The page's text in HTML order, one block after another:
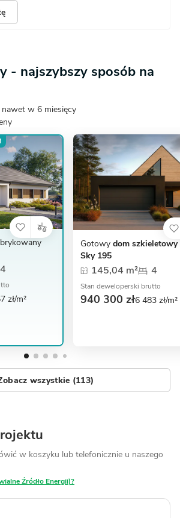
- najszybszy sposób na
w 6 miesięcy
4
zł/m²
Gotowy dom szkieletowy
Sky 195
145,04 m² 4
Stan deweloperski brutto
940 300 zł6 483 zł/m²
wszystkie (113)
w koszyku lub telefonicznie u naszego
Źródło Energii)?